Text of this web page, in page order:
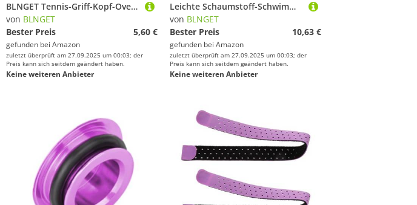
BLNGET Tennis-Griff-Kopf-Overgrip, rutschfestes Schweißband für Squash- und Badminton-Schläger, super saugfähig
von BLNGET
Bester Preis
5,60 €
gefunden bei Amazon
zuletzt überprüft am 27.09.2025 um 00:03; der
Preis kann sich seitdem geändert haben.
Keine weiteren Anbieter
Leichte Schaumstoff-Schwimmbojen, Schwimmbad, Training, Schwimmbrett, Beinbretter, Beine, Hüften, Schwimmausrüstung, Schwimmtraining, EVA-Schaum-Bein, für Kinder, Erwachsene, Anfänger
von BLNGET
Bester Preis
10,63 €
gefunden bei Amazon
zuletzt überprüft am 27.09.2025 um 00:03; der
Preis kann sich seitdem geändert haben.
Keine weiteren Anbieter